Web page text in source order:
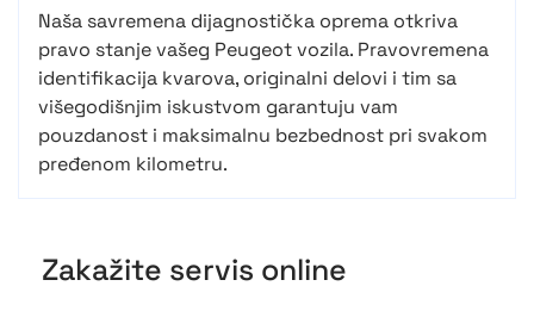
Naša savremena dijagnostička oprema otkriva
pravo stanje vašeg Peugeot vozila. Pravovremena
identifikacija kvarova, originalni delovi i tim sa
višegodišnjim iskustvom garantuju vam
pouzdanost i maksimalnu bezbednost pri svakom
pređenom kilometru.
Zakažite servis online